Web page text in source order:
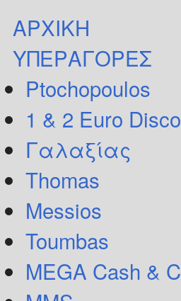
ΑΡΧΙΚΗ
ΥΠΕΡΑΓΟΡΕΣ
Ptochopoulos
1 & 2 Euro
Γαλαξίας
Thomas
Messios
Toumbas
MEGA Cash &